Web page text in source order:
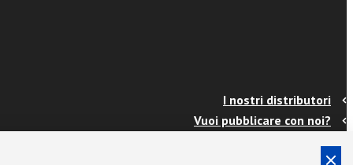
I nostri distributori
Vuoi pubblicare con noi?
Info e spedizioni